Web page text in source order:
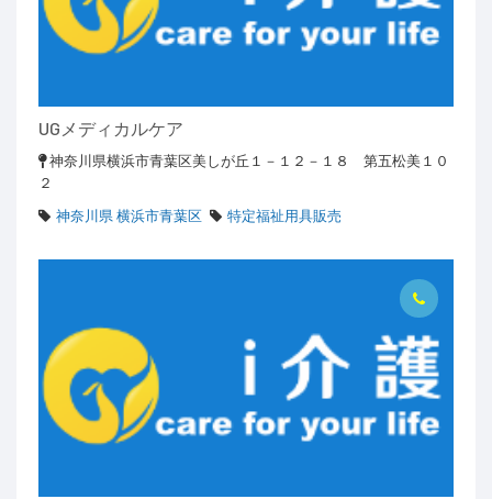
UGメディカルケア
神奈川県横浜市青葉区美しが丘１－１２－１８ 第五松美１０
２
神奈川県 横浜市青葉区
特定福祉用具販売